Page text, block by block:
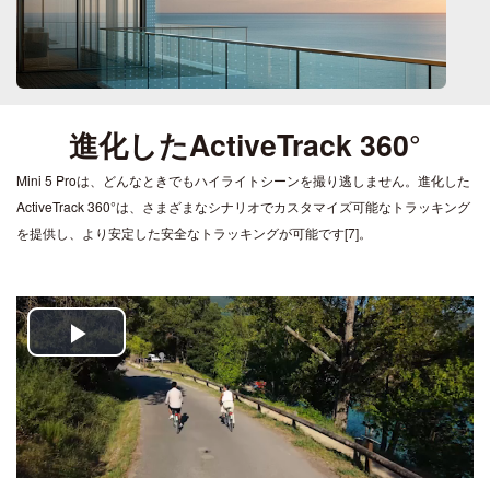
進化したActiveTrack 360°
Mini 5 Proは、どんなときでもハイライトシーンを撮り逃しません。進化した
ActiveTrack 360°は、さまざまなシナリオでカスタマイズ可能なトラッキング
を提供し、より安定した安全なトラッキングが可能です[7]。
Play
Video